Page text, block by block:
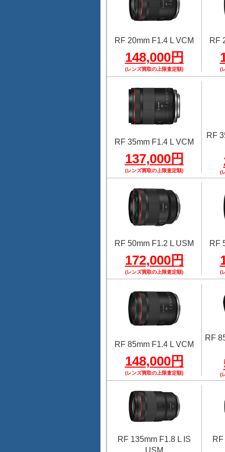
RF 20mm F1.4 L VCM
148,000円
(レンズ買取の上限査定額)
RF
(
RF 35mm F1.4 L VCM
137,000円
(レンズ買取の上限査定額)
RF
(
RF 50mm F1.2 L USM
172,000円
(レンズ買取の上限査定額)
RF
(
RF 85mm F1.4 L VCM
148,000円
(レンズ買取の上限査定額)
RF
(
RF 135mm F1.8 L IS
USM